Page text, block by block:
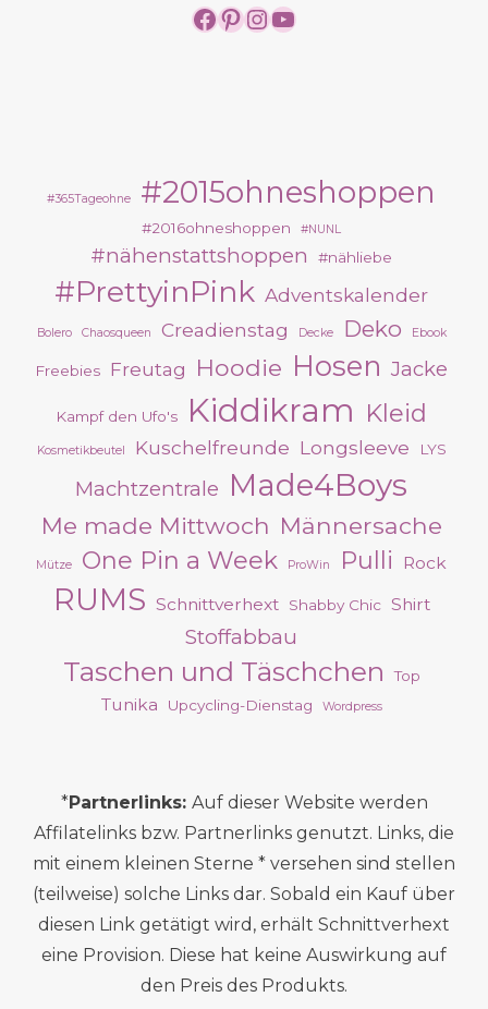
https://
https://
https://
https://
#365Tageohne #2015ohneshoppen
#2016ohneshoppen #NUNL
#nähenstattshoppen #nähliebe
#PrettyinPink Adventskalender
Bolero Chaosqueen Creadienstag Decke Deko Ebook
Freebies Freutag Hoodie Hosen Jacke
Kampf den Ufo's Kiddikram Kleid
Kosmetikbeutel Kuschelfreunde Longsleeve LYS
Machtzentrale Made4Boys
Me made Mittwoch Männersache
Mütze One Pin a Week ProWin Pulli Rock
RUMS Schnittverhext Shabby Chic Shirt
Stoffabbau
Taschen und Täschchen Top
Tunika Upcycling-Dienstag Wordpress
*Partnerlinks: Auf dieser Website werden
Affilatelinks bzw. Partnerlinks genutzt. Links, die
mit einem kleinen Sterne * versehen sind stellen
(teilweise) solche Links dar. Sobald ein Kauf über
diesen Link getätigt wird, erhält Schnittverhext
eine Provision. Diese hat keine Auswirkung auf
den Preis des Produkts.